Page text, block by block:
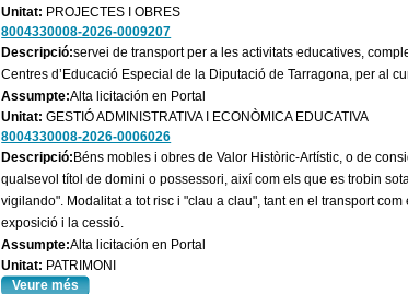
Unitat: PROJECTES I OBRES
8004330008-2026-0009207
Descripció:servei de transport per a les activitats educatives,
Centres d’Educació Especial de la Diputació de Tarragona, per al
Assumpte:Alta licitación en Portal
Unitat:GESTIÓ ADMINISTRATIVA I ECONÒMICA EDUCATIVA
8004330008-2026-0006026
Descripció:Béns mobles i obres de Valor Històric-Artístic, o de
qualsevol títol de domini o possessori, així com els que es trobin
vigilando". Modalitat a tot risc i "clau a clau", tant en el transport
exposició i la cessió.
Assumpte:Alta licitación en Portal
Unitat: PATRIMONI
Veure més